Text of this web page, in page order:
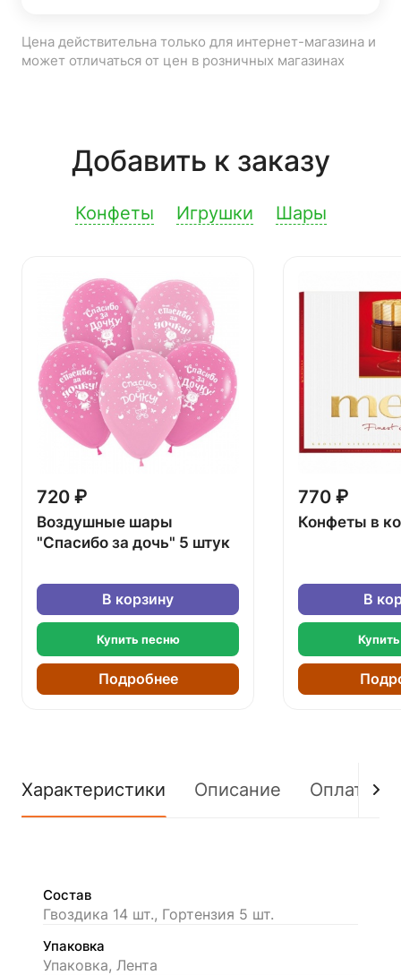
Цена действительна только для интернет-магазина и
может отличаться от цен в розничных магазинах
Добавить к заказу
Конфеты Игрушки Шары
720 ₽
Воздушные шары
"Спасибо за дочь" 5 штук
В корзину
Купить песню
Подробнее
770 ₽
Конфеты в
В
Характеристики Описание Оплата
Состав
Гвоздика 14 шт., Гортензия 5 шт.
Упаковка
Упаковка, Лента